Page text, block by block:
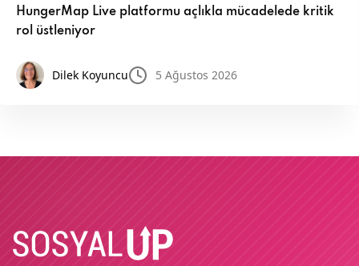
HungerMap Live platformu açlıkla mücadelede kritik
rol üstleniyor
Dilek Koyuncu 5 Ağustos 2026